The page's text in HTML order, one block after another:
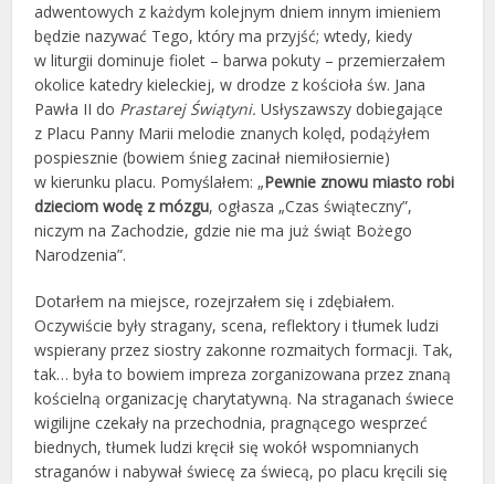
adwentowych z każdym kolejnym dniem innym imieniem
będzie nazywać Tego, który ma przyjść; wtedy, kiedy
w liturgii dominuje fiolet – barwa pokuty – przemierzałem
okolice katedry kieleckiej, w drodze z kościoła św. Jana
Pawła II do Prastarej Świątyni.Usłyszawszy dobiegające
z Placu Panny Marii melodie znanych kolęd, podążyłem
pospiesznie (bowiem śnieg zacinał niemiłosiernie)
w kierunku placu. Pomyślałem: „Pewnie znowu miasto robi
dzieciom wodę z mózgu, ogłasza „Czas świąteczny”,
niczym na Zachodzie, gdzie nie ma już świąt Bożego
Narodzenia”.
Dotarłem na miejsce, rozejrzałem się i zdębiałem.
Oczywiście były stragany, scena, reflektory i tłumek ludzi
wspierany przez siostry zakonne rozmaitych formacji. Tak,
tak… była to bowiem impreza zorganizowana przez znaną
kościelną organizację charytatywną. Na straganach świece
wigilijne czekały na przechodnia, pragnącego wesprzeć
biednych, tłumek ludzi kręcił się wokół wspomnianych
straganów i nabywał świecę za świecą, po placu kręcili się